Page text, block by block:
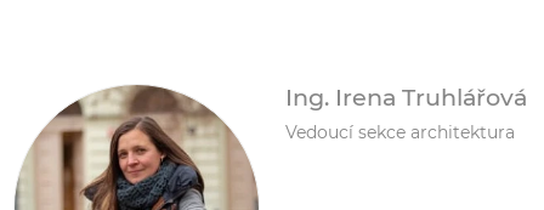
Ing. Irena Truhlářová
Vedoucí sekce architektura